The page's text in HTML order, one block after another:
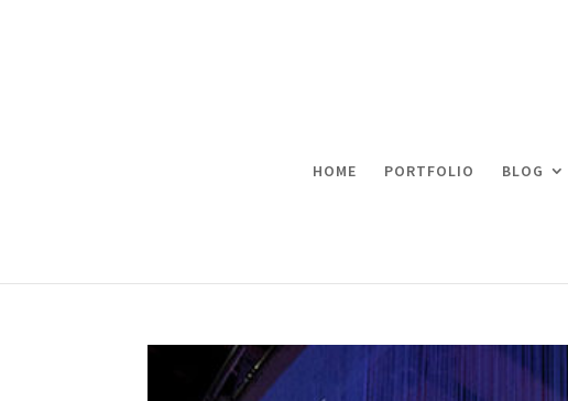
HOME PORTFOLIO BLOG